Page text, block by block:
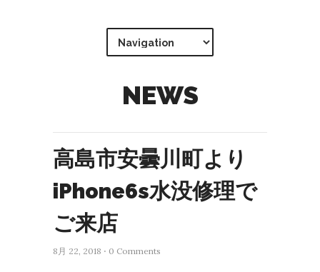
NEWS
高島市安曇川町より
iPhone6s水没修理で
ご来店
8月 22, 2018 ⋅ 0 Comments